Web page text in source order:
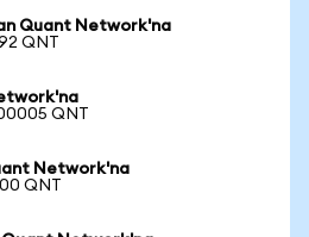
Quant Network'na
QNT
QNT
Network'na
QNT